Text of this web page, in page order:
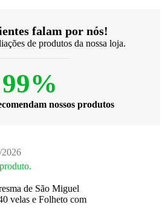
falam por nós!
de produtos da nossa loja.
99%
nossos produtos
de São Miguel
velas e Folheto com